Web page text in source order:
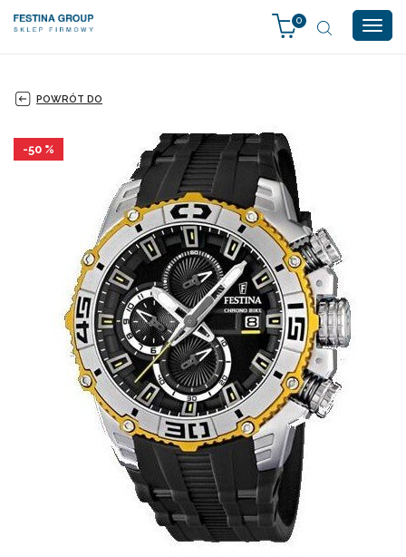
0
POWRÓT DO
-50 %